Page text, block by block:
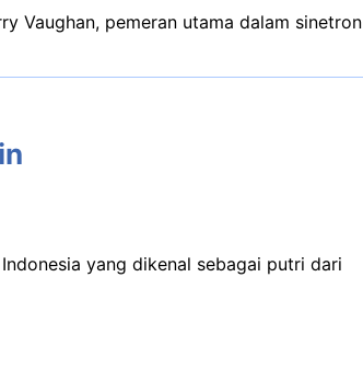
Vaughan, pemeran utama dalam sinetron
yang dikenal sebagai putri dari